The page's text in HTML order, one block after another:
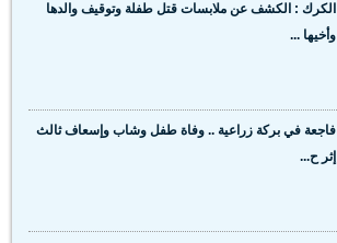
الكرك : الكشف عن ملابسات قتل طفلة وتوقيف والدها
وأخيها ...
فاجعة في بركة زراعية .. وفاة طفل وشاب وإسعاف ثالث
إثر ح...